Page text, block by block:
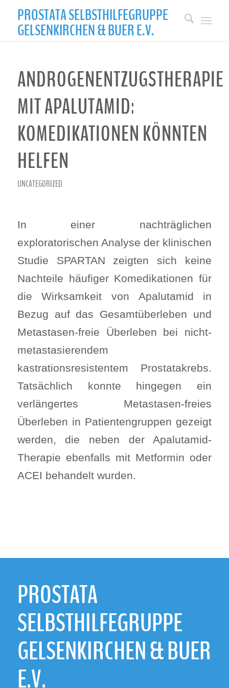
PROSTATA­ SELBSTHILFEGRUPPE
GELSENKIRCHEN & BUER E.V.
ANDROGENENTZUGSTHERAPIE
MIT APALUTAMID:
KOMEDIKATIONEN KÖNNTEN
HELFEN
UNCATEGORIZED
In einer nachträglichen
exploratorischen Analyse der klinischen
Studie SPARTAN zeigten sich keine
Nachteile häufiger Komedikationen für
die Wirksamkeit von Apalutamid in
Bezug auf das Gesamtüberleben und
Metastasen-freie Überleben bei nicht-
metastasierendem
kastrationsresistentem Prostatakrebs.
Tatsächlich konnte hingegen ein
verlängertes Metastasen-freies
Überleben in Patientengruppen gezeigt
werden, die neben der Apalutamid-
Therapie ebenfalls mit Metformin oder
ACEI behandelt wurden.
PROSTATA
SELBSTHILFEGRUPPE
GELSENKIRCHEN & BUER
E.V.